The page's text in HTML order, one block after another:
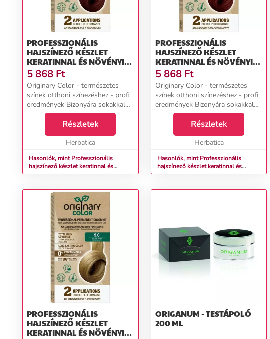
PROFESSZIONÁLIS
HAJSZÍNEZŐ KÉSZLET
KERATINNAL ÉS NÖVÉNYI
OLAJOKKAL - KÜLÖNBÖZŐ
ÁRNYALATOK - ORIGINARY
COLOR SZÍNN (FARBA):
VILÁGOS GESZTENYE
MAHAGÓNI 5/5
5 868 Ft
Originary Color - természetes
színek otthoni színezéshez - profi
eredmények Bizonyára sokakkal
megesett már, hogy egy 2-3 órás
fodrászszalon látogatásról
hazatérve csalódott volt... A
hajvágás még ...
Részletek
Herbatica
Hasonlók, mint Professzionális
hajszínező készlet keratinnal és
növényi olajokkal - KÜLÖNBÖZŐ
(Farba): Világos gesztenye mahagóni
PROFESSZIONÁLIS
HAJSZÍNEZŐ KÉSZLET
KERATINNAL ÉS NÖVÉNYI
OLAJOKKAL - KÜLÖNBÖZŐ
ÁRNYALATOK - ORIGINARY
COLOR SZÍNN (FARBA):
ARANY RÉZ SÖTÉT SZŐKE
6/43
5 868 Ft
Originary Color - természetes
színek otthoni színezéshez - profi
eredmények Bizonyára sokakkal
megesett már, hogy egy 2-3 órás
fodrászszalon látogatásról
hazatérve csalódott volt... A
hajvágás még ...
Részletek
Herbatica
Hasonlók, mint Professzionális
hajszínező készlet keratinnal és
növényi olajokkal - KÜLÖNBÖZŐ
(Farba): Arany réz sötét szőke 6/43
PROFESSZIONÁLIS
HAJSZÍNEZŐ KÉSZLET
KERATINNAL ÉS NÖVÉNYI
ORIGANUM - TESTÁPOLÓ
200 ML